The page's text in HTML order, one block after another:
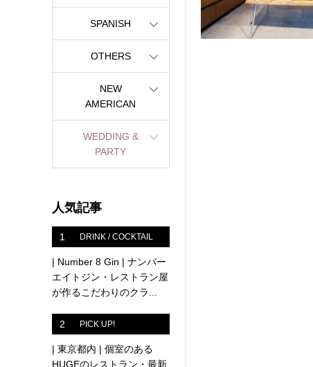
SPANISH
OTHERS
NEW
AMERICAN
WEDDING &
PARTY
人気記事
1 DRINK / COCKTAIL
| Number 8 Gin | ナンバー
エイトジン・レストラン屋
が作るこだわりのクラ...
2 PICK UP!
| 東京都内 | 個室のある
HUGEのレストラン・最新